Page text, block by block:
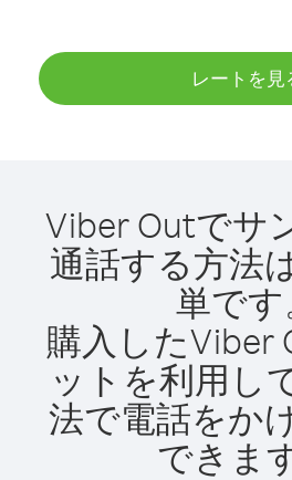
レートを見
Viber Outでサ
通話する方法
単です
購入したViber
ットを利用し
法で電話をか
できま